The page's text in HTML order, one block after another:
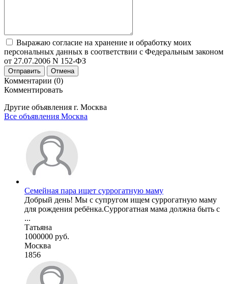
Выражаю согласие на хранение и обработку моих
персональных данных в соответствии с Федеральным законом
от 27.07.2006 N 152-ФЗ
Отправить Отмена
Комментарии (0)
Комментировать
Другие объявления г. Москва
Все объявления Москва
Семейная пара ищет суррогатную маму
Добрый день! Мы с супругом ищем суррогатную маму
для рождения ребёнка.Суррогатная мама должна быть с
...
Татьяна
1000000 руб.
Москва
1856